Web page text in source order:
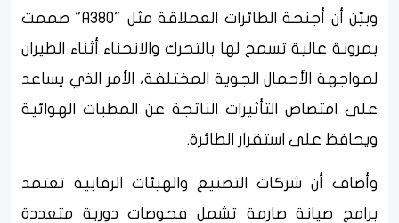
وبيّن أن أجنحة الطائرات العملاقة مثل "A380" صممت
بمرونة عالية تسمح لها بالتحرك والانحناء أثناء الطيران
لمواجهة الأحمال الجوية المختلفة، الأمر الذي يساعد
على امتصاص التأثيرات الناتجة عن المطبات الهوائية
ويحافظ على استقرار الطائرة.
وأضاف أن شركات التصنيع والهيئات الرقابية تعتمد
برامج صيانة صارمة تشمل فحوصات دورية متعددة